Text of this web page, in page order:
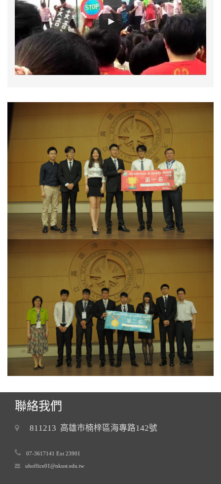
聯絡我們
811213 高雄市楠梓區海專路142號
07-3617141 Ext 23901
uhoffice01@nkust.edu.tw